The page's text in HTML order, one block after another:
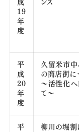
成
19
年
度
ンス
平
成
20
年
度
久留米市
の商店街に
～活性化へ
て～
平
柳川の堀割